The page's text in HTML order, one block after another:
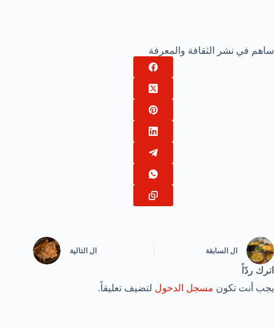
ساهم في نشر الثقافة والمعرفة
ال السابقة ال التالية
اترك ردّاً
يجب أنت تكون مسجل الدخول لتضيف تعليقاً.